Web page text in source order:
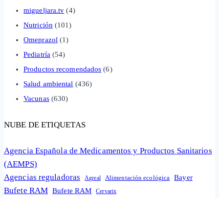
migueljara.tv (4)
Nutrición (101)
Omeprazol (1)
Pediatría (54)
Productos recomendados (6)
Salud ambiental (436)
Vacunas(630)
NUBE DE ETIQUETAS
Agencia Española de Medicamentos y Productos Sanitarios
(AEMPS)
Agencias reguladoras
Agreal Alimentación ecológica Bayer
Bufete RAM Bufete RAM Cervarix